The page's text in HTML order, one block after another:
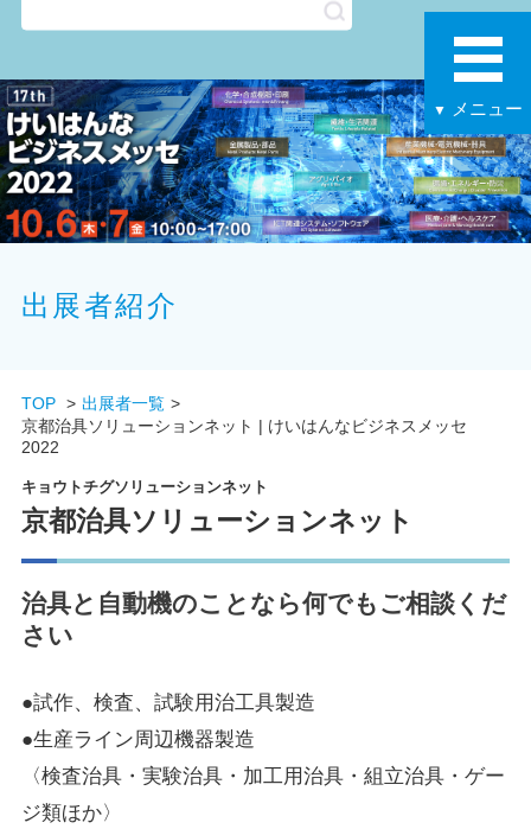
▼ メニュー
出展者紹介
TOP
出展者一覧
京都治具ソリューションネット | けいはんなビジネスメッセ
2022
キョウトチグソリューションネット
京都治具ソリューションネット
治具と自動機のことなら何でもご相談くだ
さい
●試作、検査、試験用治工具製造
●生産ライン周辺機器製造
〈検査治具・実験治具・加工用治具・組立治具・ゲー
ジ類ほか〉